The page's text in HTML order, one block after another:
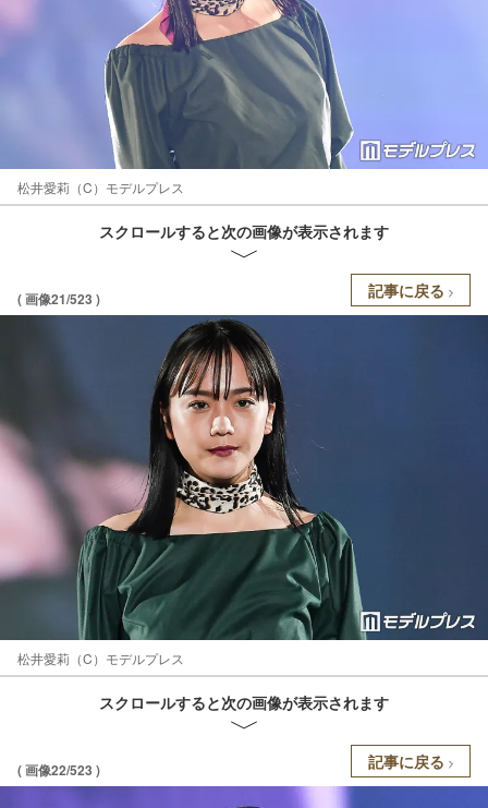
松井愛莉（C）モデルプレス
スクロールすると次の画像が表示されます
( 画像21/523 ) 記事に戻る
松井愛莉（C）モデルプレス
スクロールすると次の画像が表示されます
( 画像22/523 ) 記事に戻る